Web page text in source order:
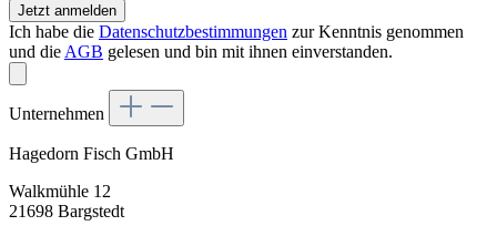
Jetzt anmelden
Ich habe die Datenschutzbestimmungen zur Kenntnis genommen
und die AGB gelesen und bin mit ihnen einverstanden.
Unternehmen
Hagedorn Fisch GmbH
Walkmühle 12
21698 Bargstedt